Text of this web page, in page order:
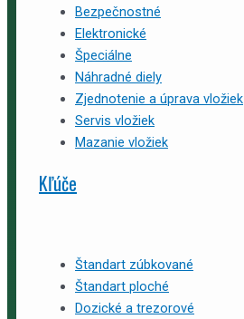
Bezpečnostné
Elektronické
Špeciálne
Náhradné diely
Zjednotenie a úprava vložiek
Servis vložiek
Mazanie vložiek
Kľúče
Štandart zúbkované
Štandart ploché
Dozické a trezorové